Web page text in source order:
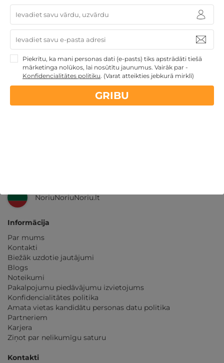
14 dienunaudas atmaksas garantija
Kvalitatīva klientuapkalpošana
GribuAtpusties.lvizmēģināts
NoriuNoriuNoriu.lt
Informācija
Par mums
Kontakti
Biežāk uzdotie jautājumi
Blogs
Noteikumi
Pakalpojumu piedāvājumu izvietojums
Konfidencialitātes politika
Amata vietas kandidātu personas datu politika
Partneriem
Karjera
Ziņot par nelikumīgu saturu
Kontakti
Piekrītu, ka mani personas dati (e-pasts) tiks apstrādāti tiešā
mārketinga nolūkos, lai nosūtītu jaunumus. Vairāk par -
Konfidencialitātes politiku. (Varat atteikties jebkurā mirklī)
GRIBU